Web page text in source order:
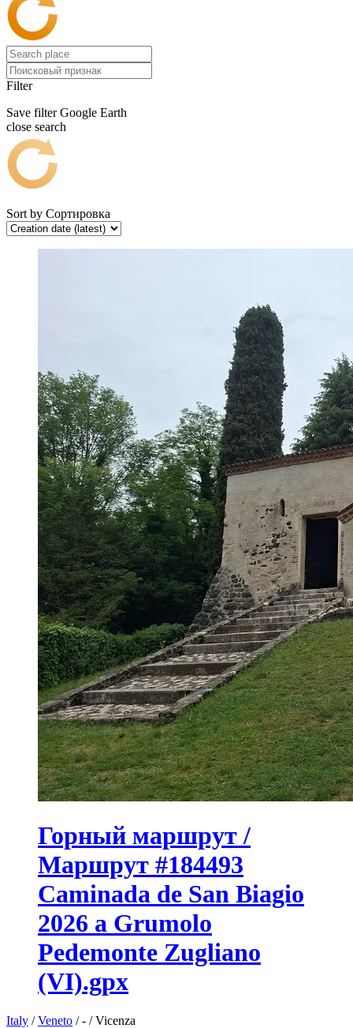
Filter
Save filter Google Earth
close search
Sort by Сортировка
Горный маршрут /
Маршрут #184493
Caminada de San Biagio
2026 a Grumolo
Pedemonte Zugliano
(VI).gpx
Italy /Veneto /- /Vicenza